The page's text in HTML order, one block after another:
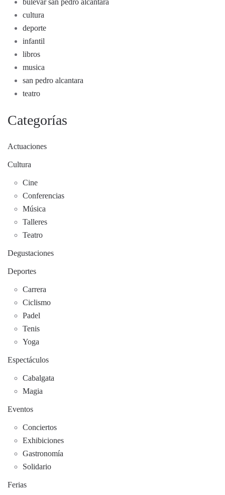
bulevar san pedro alcantara
cultura
deporte
infantil
libros
musica
san pedro alcantara
teatro
Categorías
Actuaciones
Cultura
Cine
Conferencias
Música
Talleres
Teatro
Degustaciones
Deportes
Carrera
Ciclismo
Padel
Tenis
Yoga
Espectáculos
Cabalgata
Magia
Eventos
Conciertos
Exhibiciones
Gastronomía
Solidario
Ferias